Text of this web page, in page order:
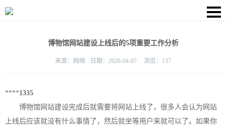
博物馆网站建设上线后的5项重要工作分析
来源： 网络 日期： 2026-04-07 浏览： 137
****1335
博物馆网站建设完成后就需要将网站上线了，很多人会认为网站
上线后应该就没有什么事情了，然后就坐等用户来就可以了。如果你